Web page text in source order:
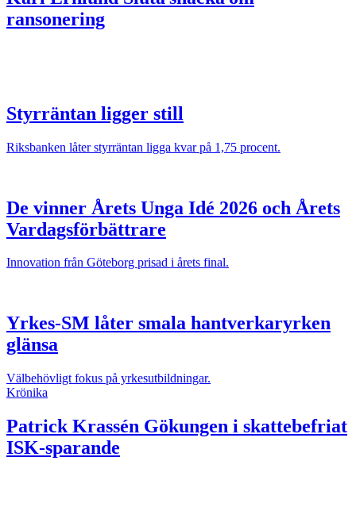
ransonering
Styrräntan ligger still
Riksbanken låter styrräntan ligga kvar på 1,75 procent.
De vinner Årets Unga Idé 2026 och Årets
Vardagsförbättrare
Innovation från Göteborg prisad i årets final.
Yrkes-SM låter smala hantverkaryrken
glänsa
Välbehövligt fokus på yrkesutbildningar.
Krönika
Patrick Krassén Gökungen i skattebefriat
ISK-sparande